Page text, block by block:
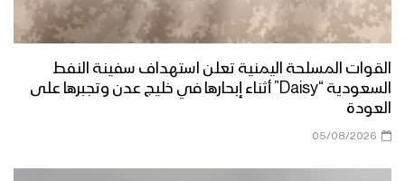
القوات المسلحة اليمنية تعلن استهداف سفينة النفط
السعودية “Daisy” أثناء إبحارها في خليج عدن وتجبرها على
العودة
05/08/2026